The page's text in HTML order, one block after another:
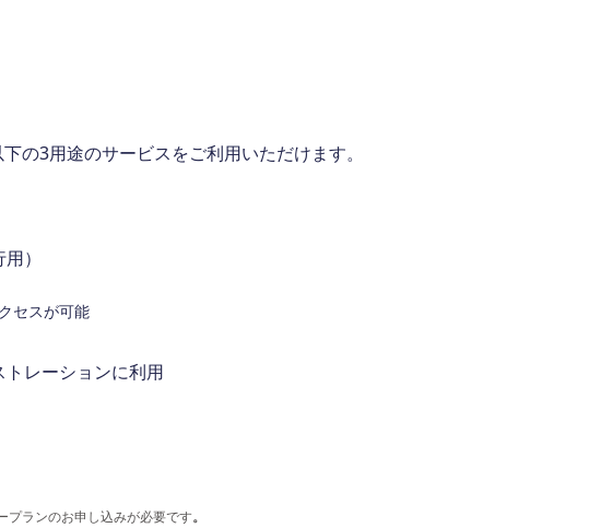
の3用途のサービスをご利用いただけます。
）
セスが可能
レーションに利用
プランのお申し込みが必要です。